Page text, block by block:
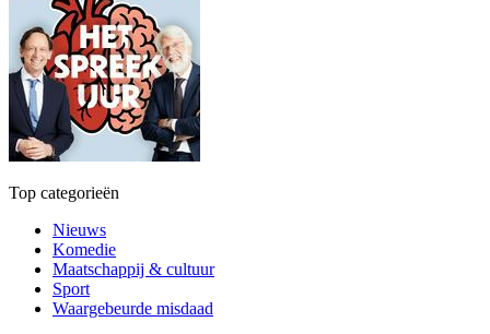
Top categorieën
Nieuws
Komedie
Maatschappij & cultuur
Sport
Waargebeurde misdaad